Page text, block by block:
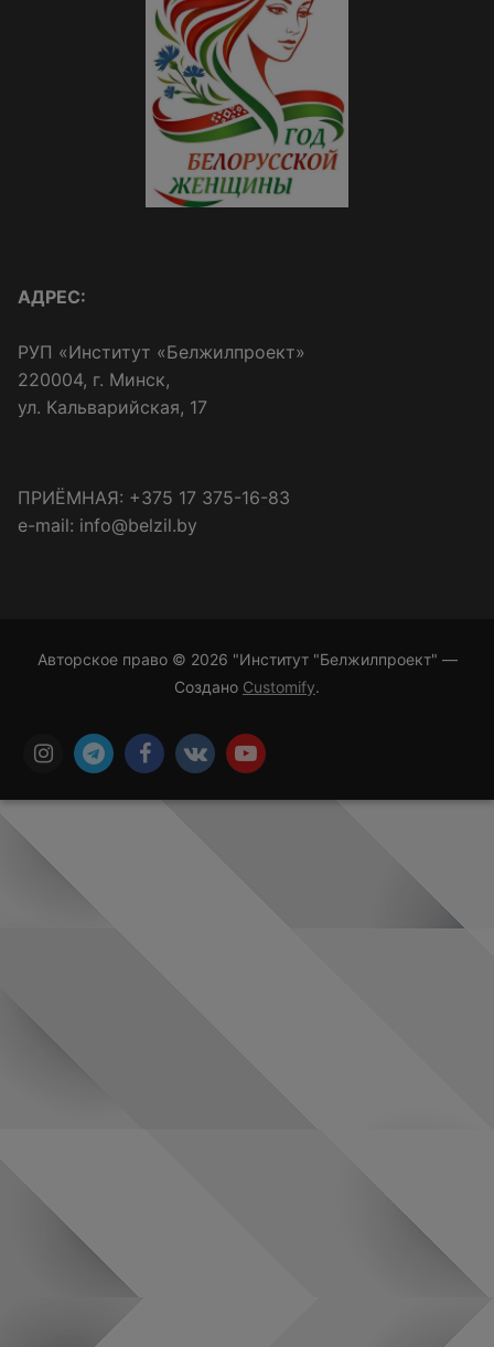
АДРЕС:
РУП «Институт «Белжилпроект»
220004, г. Минск,
ул. Кальварийская, 17
ПРИЁМНАЯ: +375 17 375-16-83
e-mail: info@belzil.by
Авторское право © 2026 "Институт "Белжилпроект" —
Создано Customify.